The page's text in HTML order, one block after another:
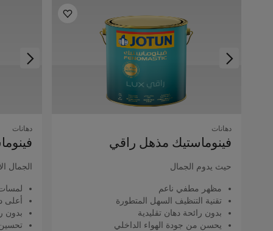
دهانات
فينوماستيك مذهل راقي
حيث يدوم الجمال
مظهر مطفي ناعم
تقنية التنظيف السهل المتطورة
بدون رائحة دهان تقليدية
يحسن من جودة الهواء الداخلي
دهانات
الجمال
أعلى
بدون